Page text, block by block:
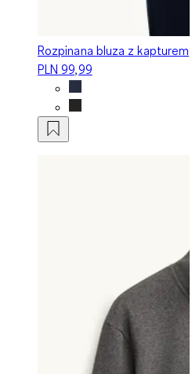
Rozpinana bluza z kapturem
PLN 99,99